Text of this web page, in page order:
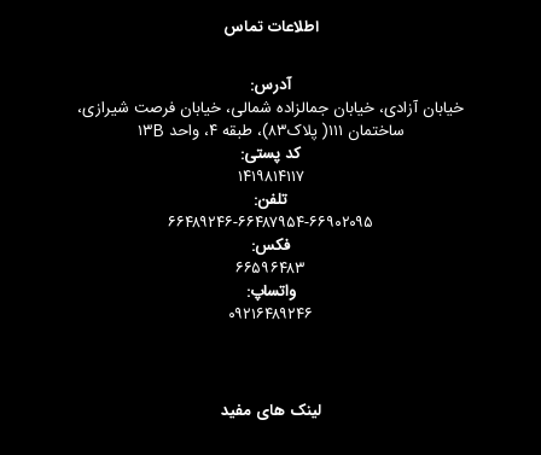
اطلاعات تماس
آدرس:
خیابان آزادی، خیابان جمالزاده شمالی، خیابان فرصت شیرازی،
ساختمان ۱۱۱( پلاک۸۳)، طبقه ۴، واحد ۱۳B
کد پستی:
۱۴۱۹۸۱۴۱۱۷
تلفن:
۶۶۴۸۹۲۴۶-۶۶۴۸۷۹۵۴-۶۶۹۰۲۰۹۵
فکس:
۶۶۵۹۶۴۸۳
واتساپ:
۰۹۲۱۶۴۸۹۲۴۶
لینک های مفید